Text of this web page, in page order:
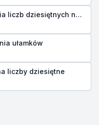
liczb dziesiętnych na
ułamków
liczby dziesiętne